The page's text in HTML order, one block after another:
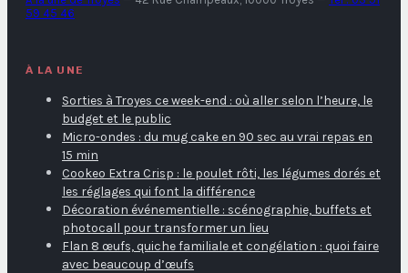
59 45 46
À LA UNE
Sorties à Troyes ce week-end : où aller selon l’heure, le
budget et le public
Micro-ondes : du mug cake en 90 sec au vrai repas en
15 min
Cookeo Extra Crisp : le poulet rôti, les légumes dorés et
les réglages qui font la différence
Décoration événementielle : scénographie, buffets et
photocall pour transformer un lieu
Flan 8 œufs, quiche familiale et congélation : quoi faire
avec beaucoup d’œufs